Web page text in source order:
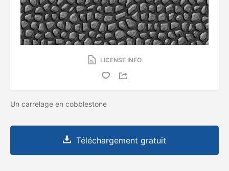
LICENSE INFO
Un carrelage en cobblestone
Téléchargement gratuit